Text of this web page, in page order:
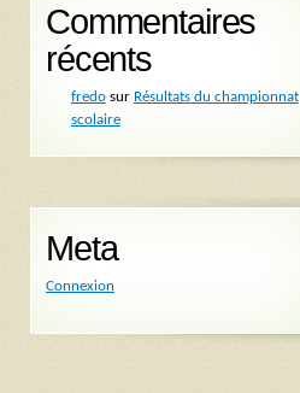
Commentaires
récents
fredosur Résultats du championnat
scolaire
Meta
Connexion